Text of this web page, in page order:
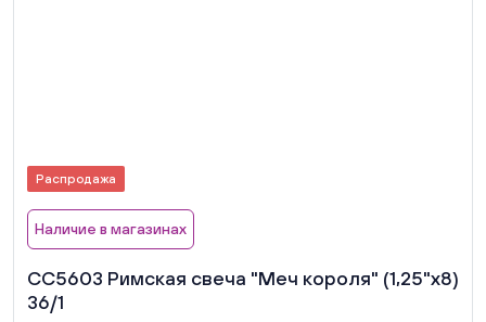
Распродажа
Наличие в магазинах
СС5603 Римская свеча "Меч короля" (1,25"х8)
36/1